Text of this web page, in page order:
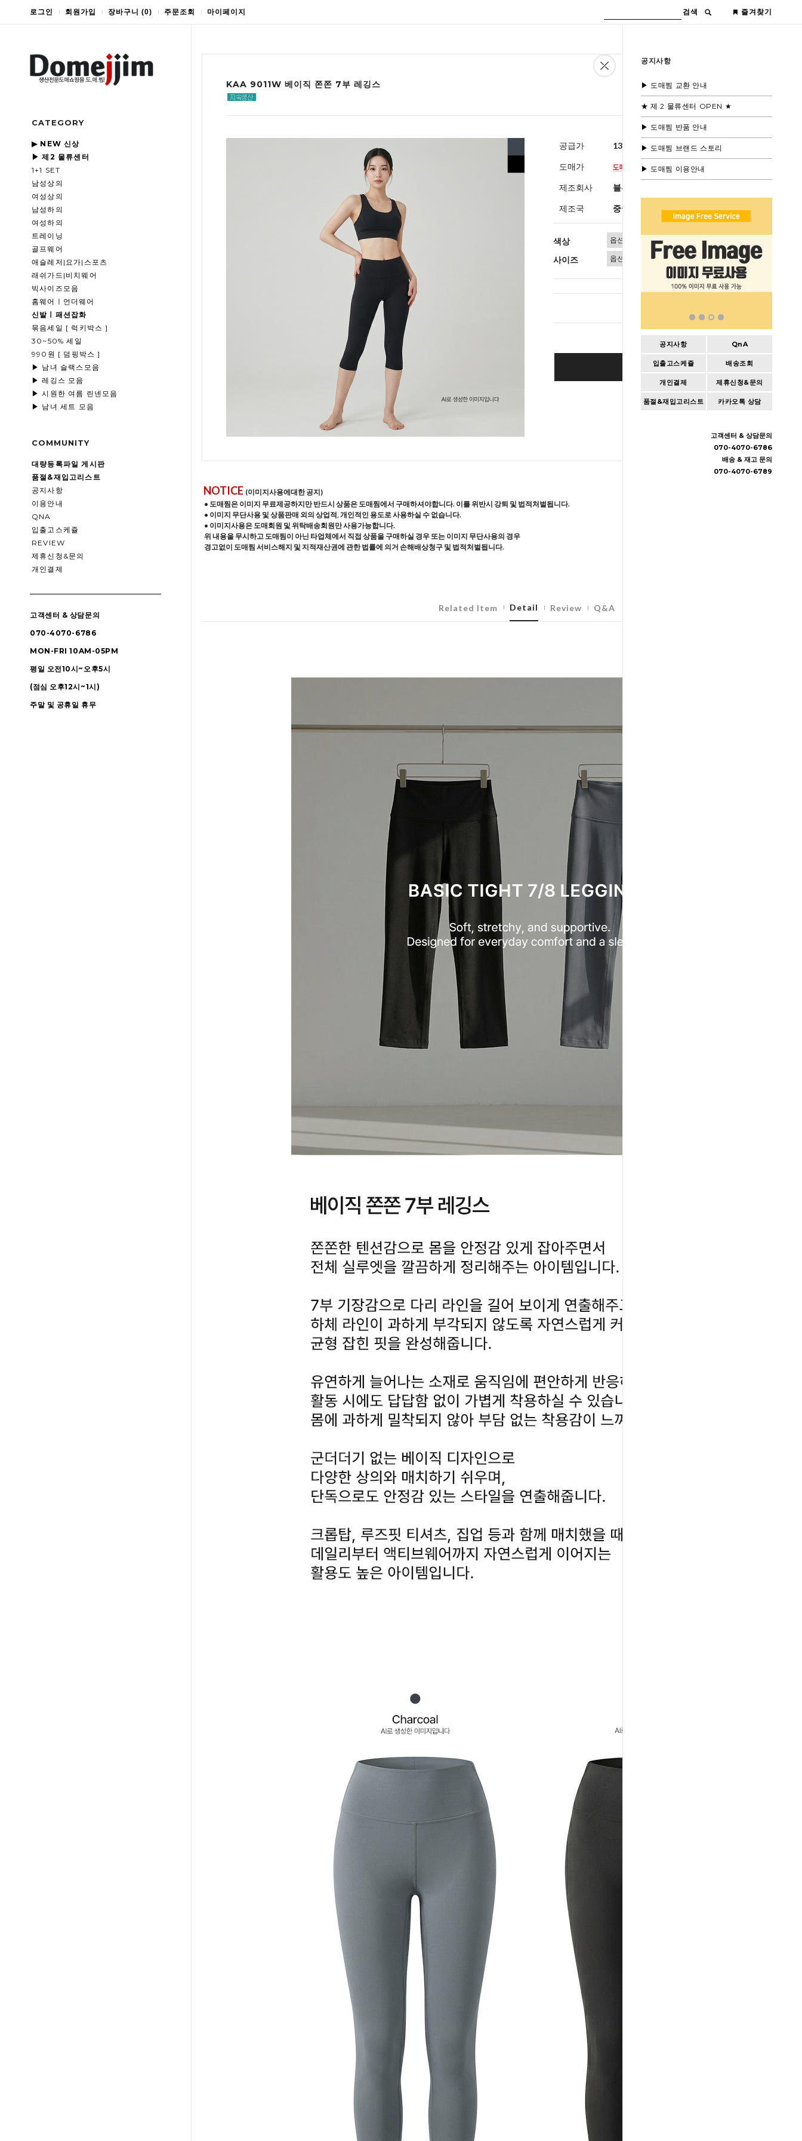
로그인 회원가입 장바구니 (0) 주문조회 마이페이지 검색 즐겨찾기
CATEGORY
▶ NEW 신상
▶ 제2 물류센터
1+1 SET
남성상의
여성상의
남성하의
여성하의
트레이닝
골프웨어
애슬레저|요가|스포츠
래쉬가드|비치웨어
빅사이즈모음
홈웨어ㅣ언더웨어
신발ㅣ패션잡화
묶음세일 [ 럭키박스 ]
30~50% 세일
990원 [ 덤핑박스 ]
▶ 남녀 슬랙스모음
▶ 레깅스 모음
▶ 시원한 여름 린넨모음
▶ 남녀 세트 모음
COMMUNITY
대량등록파일 게시판
품절&재입고리스트
공지사항
이용안내
QNA
입출고스케쥴
REVIEW
제휴신청&문의
개인결제
고객센터 & 상담문의
070-4070-6786
MON-FRI 10AM-05PM
평일 오전10시~오후5시
(점심 오후12시~1시)
주말 및 공휴일 휴무
공지사항
▶ 도매찜 교환 안내
★ 제 2 물류센터 OPEN ★
▶ 도매찜 반품 안내
▶ 도매찜 브랜드 스토리
▶ 도매찜 이용안내
공지사항 QnA
입출고스케쥴 배송조회
개인결제 제휴신청&문의
품절&재입고리스트 카카오톡 상담
고객센터 & 상담문의
070-4070-6786
배송 & 재고 문의
070-4070-6789
KAA 9011W 베이직 쫀쫀 7부 레깅스
공급가 13,000원(부가세별도)
도매가
제조회사 블루모드수입
제조국 중국
색상
사이즈
BUY IT NOW
Cart Wishlist
NOTICE (이미지사용에대한 공지)
• 도매찜은 이미지 무료제공하지만 반드시 상품은 도매찜에서 구매하셔야합니다. 이를 위반시 강퇴 및 법적처벌됩니다.
• 이미지 무단사용 및 상품판매 외의 상업적, 개인적인 용도로 사용하실 수 없습니다.
• 이미지사용은 도매회원 및 위탁배송회원만 사용가능합니다.
위 내용을 무시하고 도매찜이 아닌 타업체에서 직접 상품을 구매하실 경우 또는 이미지 무단사용의 경우
경고없이 도매찜 서비스해지 및 지적재산권에 관한 법률에 의거 손해배상청구 및 법적처벌됩니다.
Related Item Detail Review Q&A